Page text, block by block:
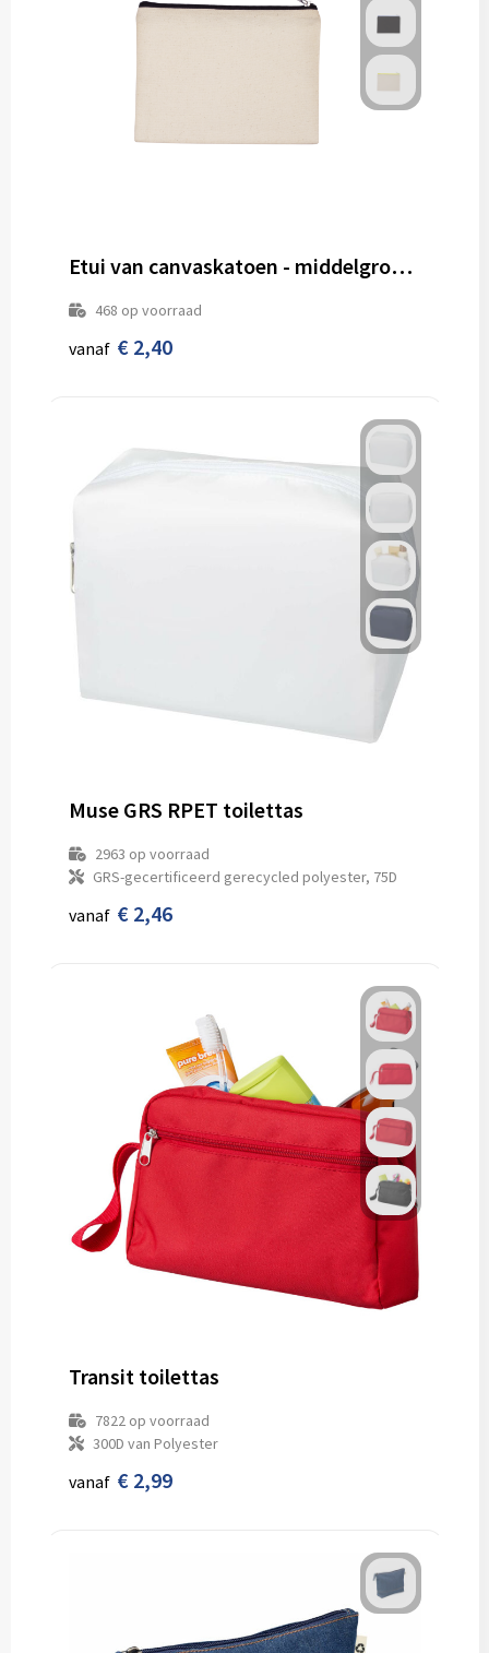
Etui van canvaskatoen - middelgroot model
468 op voorraad
vanaf € 2,40
Muse GRS RPET toilettas
2963 op voorraad
GRS-gecertificeerd gerecycled polyester, 75D
vanaf € 2,46
Transit toilettas
7822op voorraad
300D van Polyester
vanaf € 2,99